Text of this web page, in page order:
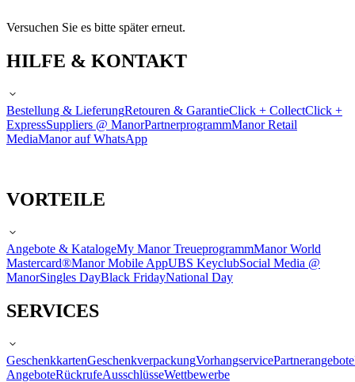
Versuchen Sie es bitte später erneut.
HILFE & KONTAKT
Bestellung & LieferungRetouren & GarantieClick + CollectClick +
ExpressSuppliers @ ManorPartnerprogrammManor Retail
MediaManor auf WhatsApp
VORTEILE
Angebote & KatalogeMy Manor TreueprogrammManor World
Mastercard®Manor Mobile AppUBS KeyclubSocial Media @
ManorSingles DayBlack FridayNational Day
SERVICES
GeschenkkartenGeschenkverpackungVorhangservicePartnerangebote
AngeboteRückrufeAusschlüsseWettbewerbe